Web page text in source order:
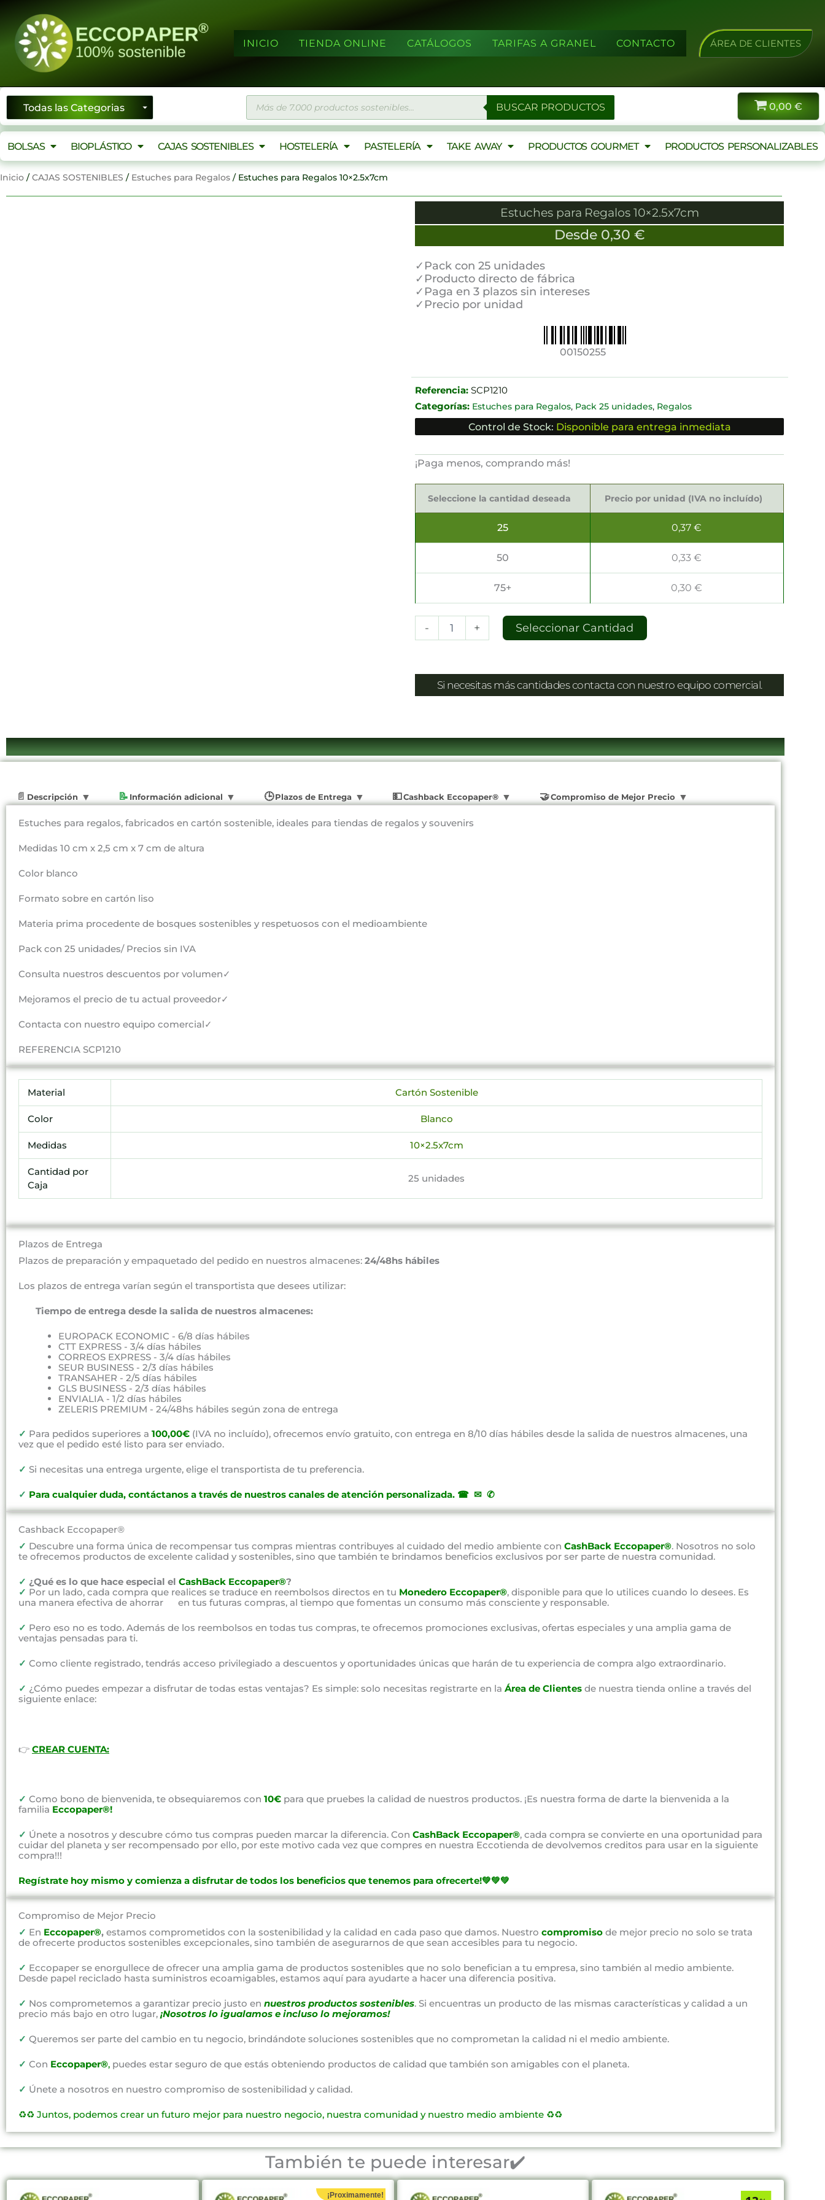
contenido
INICIO TIENDA ONLINE CATÁLOGOS TARIFAS A GRANEL CONTACTO ÁREA DE CLIENTES
de
productos
BUSCAR PRODUCTOS 0,00 €
BOLSAS BIOPLÁSTICO CAJAS SOSTENIBLES HOSTELERÍA PASTELERÍA TAKE AWAY PRODUCTOS GOURMET PRODUCTOS PERSONALIZABLES
Inicio /CAJAS SOSTENIBLES / Estuches para Regalos / Estuches para Regalos 10×2.5x7cm
Estuches para Regalos 10×2.5x7cm
Desde 0,30 €
✓Pack con 25 unidades
✓Producto directo de fábrica
✓Paga en 3 plazos sin intereses
✓Precio por unidad
00150255
Referencia: SCP1210
Categorías: Estuches para Regalos, Pack 25 unidades, Regalos
Control de Stock: Disponible para entrega inmediata
¡Paga menos, comprando más!
Seleccione la cantidad deseada Precio por unidad (IVA no incluído)
25 0,37 €
50 0,33 €
75+ 0,30 €
-
Regalos
10x2.5x7cm
+ Seleccionar Cantidad
Si necesitas más cantidades contacta con nuestro equipo comercial.
Descripción Información adicional Plazos de Entrega Cashback Eccopaper® Compromiso de Mejor Precio
Estuches para regalos, fabricados en cartón sostenible, ideales para tiendas de regalos y souvenirs
Medidas 10 cm x 2,5 cm x 7 cm de altura
Color blanco
Formato sobre en cartón liso
Materia prima procedente de bosques sostenibles y respetuosos con el medioambiente
Pack con 25 unidades/ Precios sin IVA
Consulta nuestros descuentos por volumen✓
Mejoramos el precio de tu actual proveedor✓
Contacta con nuestro equipo comercial✓
REFERENCIA SCP1210
Material Cartón Sostenible
Color Blanco
Medidas 10×2.5x7cm
Cantidad por
Caja
25 unidades
Plazos de Entrega
Plazos de preparación y empaquetado del pedido en nuestros almacenes: 24/48hs hábiles
Los plazos de entrega varían según el transportista que desees utilizar:
Tiempo de entrega desde la salida de nuestros almacenes:
EUROPACK ECONOMIC - 6/8 días hábiles
CTT EXPRESS - 3/4 días hábiles
CORREOS EXPRESS - 3/4 días hábiles
SEUR BUSINESS - 2/3 días hábiles
TRANSAHER - 2/5 días hábiles
GLS BUSINESS - 2/3 días hábiles
ENVIALIA - 1/2 días hábiles
ZELERIS PREMIUM - 24/48hs hábiles según zona de entrega
✓ Para pedidos superiores a 100,00€ (IVA no incluído), ofrecemos envío gratuito, con entrega en 8/10 días hábiles desde la salida de nuestros almacenes, una
vez que el pedido esté listo para ser enviado.
✓ Si necesitas una entrega urgente, elige el transportista de tu preferencia.
✓ Para cualquier duda, contáctanos a través de nuestros canales de atención personalizada. ☎ ✉ ✆
Cashback Eccopaper®
✓ Descubre una forma única de recompensar tus compras mientras contribuyes al cuidado del medio ambiente con CashBack Eccopaper®. Nosotros no solo
te ofrecemos productos de excelente calidad y sostenibles, sino que también te brindamos beneficios exclusivos por ser parte de nuestra comunidad.
✓ ¿Qué es lo que hace especial el CashBack Eccopaper®?
✓ Por un lado, cada compra que realices se traduce en reembolsos directos en tu Monedero Eccopaper®, disponible para que lo utilices cuando lo desees. Es
una manera efectiva de ahorrar en tus futuras compras, al tiempo que fomentas un consumo más consciente y responsable.
✓ Pero eso no es todo. Además de los reembolsos en todas tus compras, te ofrecemos promociones exclusivas, ofertas especiales y una amplia gama de
ventajas pensadas para ti.
✓ Como cliente registrado, tendrás acceso privilegiado a descuentos y oportunidades únicas que harán de tu experiencia de compra algo extraordinario.
✓ ¿Cómo puedes empezar a disfrutar de todas estas ventajas? Es simple: solo necesitas registrarte en la Área de Clientes de nuestra tienda online a través del
siguiente enlace:
👉 CREAR CUENTA:
✓ Como bono de bienvenida, te obsequiaremos con 10€ para que pruebes la calidad de nuestros productos. ¡Es nuestra forma de darte la bienvenida a la
familia Eccopaper®!
✓ Únete a nosotros y descubre cómo tus compras pueden marcar la diferencia. Con CashBack Eccopaper®, cada compra se convierte en una oportunidad para
cuidar del planeta y ser recompensado por ello, por este motivo cada vez que compres en nuestra Eccotienda de devolvemos creditos para usar en la siguiente
compra!!!
Regístrate hoy mismo y comienza a disfrutar de todos los beneficios que tenemos para ofrecerte!💚💚💚
Compromiso de Mejor Precio
✓ En Eccopaper®, estamos comprometidos con la sostenibilidad y la calidad en cada paso que damos. Nuestro compromiso de mejor precio no solo se trata
de ofrecerte productos sostenibles excepcionales, sino también de asegurarnos de que sean accesibles para tu negocio.
✓ Eccopaper se enorgullece de ofrecer una amplia gama de productos sostenibles que no solo benefician a tu empresa, sino también al medio ambiente.
Desde papel reciclado hasta suministros ecoamigables, estamos aquí para ayudarte a hacer una diferencia positiva.
✓ Nos comprometemos a garantizar precio justo en nuestros productos sostenibles. Si encuentras un producto de las mismas características y calidad a un
precio más bajo en otro lugar, ¡Nosotros lo igualamos e incluso lo mejoramos!
✓ Queremos ser parte del cambio en tu negocio, brindándote soluciones sostenibles que no comprometan la calidad ni el medio ambiente.
✓ Con Eccopaper®, puedes estar seguro de que estás obteniendo productos de calidad que también son amigables con el planeta.
✓ Únete a nosotros en nuestro compromiso de sostenibilidad y calidad.
♻️♻️ Juntos, podemos crear un futuro mejor para nuestro negocio, nuestra comunidad y nuestro medio ambiente ♻️♻️
También te puede interesar✔️
¡Proximamente!